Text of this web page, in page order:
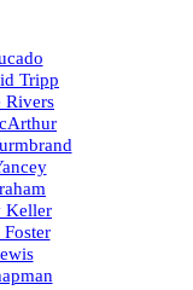
Tripp
Rivers
Keller